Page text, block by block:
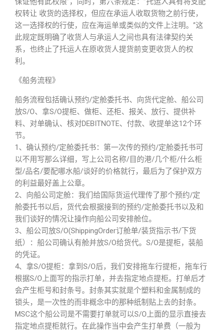
权转让 收货的选择权，但应在承运人收取货物之前行使，
这一选择权的行使，应在海运单或类似的文件上注明。”这
此规定既明确了收货人与承运人之间也具有法律契约关
系，也终止了托运人在原收货人提货前变更收货人的权
利。
《船务流程》
船务流程包括确认预约/定舱委托书、向货代定舱、船公司
放S/O、拿S/O提柜、做柜、还柜、报关、放行、提供补
料、对单确认、核对DEBITNOTE、付款、收提单这12个环
节。
1、确认预约/定舱委托书：第一次传的预约/定舱委托书可
以不用写那么详细，写上公司名称/目的港/几个柜/什么柜
型/品名/要配哪水船/谈好的价格就行，最后为了保护双方
的利益最好盖上公章。
2、向船公司定舱：我们给国际货运代理传了那个预约/定
舱委托书以后，货代会根据接到的预约/定舱委托书以及和
我们谈好的情况让操作向船公司安排舱位。
3、船公司放S/O(ShippingOrder订舱单/装货指示书/下货
纸）：船公司确认有舱并放S/O给货代。S/O是提柜，装船
的凭证。
4、拿S/O提柜：拿到S/O后，我们安排拖车行提柜，拖车行
根据S/O上面写的指示打单，并去指定地点提柜。打单后才
会产生柜号和封条号。封条其实就是个塑料和金属制成的
锁头，是一次性的而非概念中的那种纸制贴上去的封条。
MSC这个船公司是不需要打单就可以S/O上面的显示直接去
指定地点提柜就行。在此操作当中会产生打单费（一般为